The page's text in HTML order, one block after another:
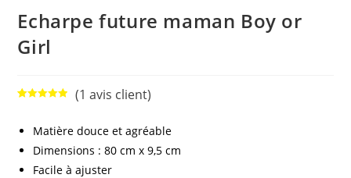
Echarpe future maman Boy or
Girl
basé sur
notation
client
(1 avis client)
Matière douce et agréable
Dimensions : 80 cm x 9,5 cm
Facile à ajuster